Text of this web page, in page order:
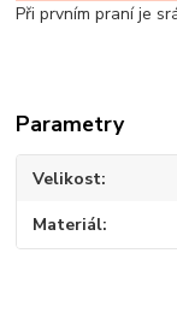
Při prvním praní je
Parametry
Velikost
Materiál